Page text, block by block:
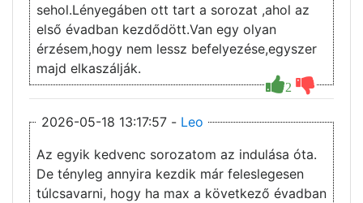
2
sehol.Lényegáben ott tart a sorozat ,ahol az
első évadban kezdődött.Van egy olyan
érzésem,hogy nem lessz befelyezése,egyszer
majd elkaszálják.
2026-05-18 13:17:57 - Leo
Az egyik kedvenc sorozatom az indulása óta.
De tényleg annyira kezdik már feleslegesen
túlcsavarni, hogy ha max a következő évadban